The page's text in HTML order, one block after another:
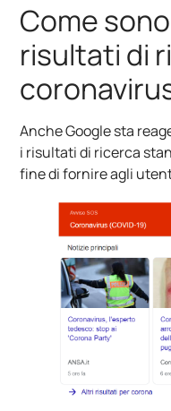
Come
risultati di
Anche Google sta
i risultati di ricerca
fine di fornire agli